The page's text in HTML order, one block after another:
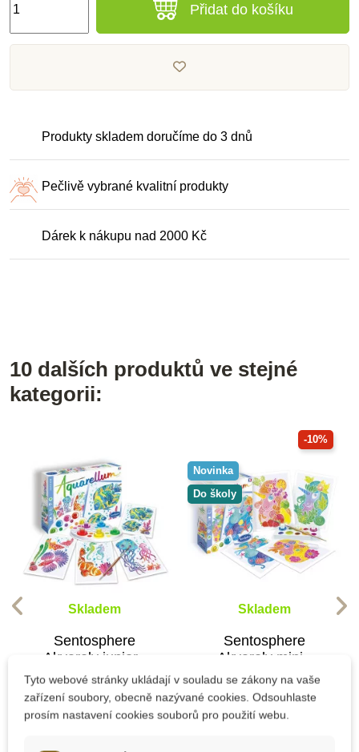
Přidat do košíku
Produkty skladem doručíme do 3 dnů
Pečlivě vybrané kvalitní produkty
Dárek k nákupu nad 2000 Kč
10 dalších produktů ve stejné
kategorii:
Skladem
Sentosphere
Akvarely junior -
Akvárium
445 Kč
-10%
Novinka
Do školy
Skladem
Sentosphere
Akvarely mini -
Jednorožci
261 Kč290 Kč
Tyto webové stránky ukládají v souladu se zákony na vaše
zařízení soubory, obecně nazývané cookies. Odsouhlaste
prosím nastavení cookies souborů pro použití webu.